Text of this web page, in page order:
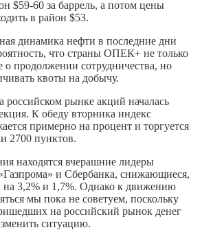
$59-60 за баррель, а потом цены
в район $53.
динамика нефти в последние дни
что страны ОПЕК+ не только
продолжении сотрудничества, но
квоты на добычу.
российском рынке акций началась
К обеду вторника индекс
примерно на процент и торгуется
2700 пунктов.
находятся вчерашние лидеры
и Сбербанка, снижающиеся,
на 3,2% и 1,7%. Однако к движению
мы пока не советуем, поскольку
на российский рынок денег
ситуацию.